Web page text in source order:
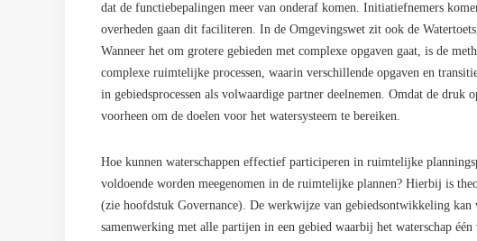
dat de functiebepalingen meer van onderaf komen. Initiatiefnemers
overheden gaan dit faciliteren. In de Omgevingswet zit ook de
Wanneer het om grotere gebieden met complexe opgaven gaat, is de
complexe ruimtelijke processen, waarin verschillende opgaven en
in gebiedsprocessen als volwaardige partner deelnemen. Omdat de druk
voorheen om de doelen voor het watersysteem te bereiken.
Hoe kunnen waterschappen effectief participeren in ruimtelijke
voldoende worden meegenomen in de ruimtelijke plannen? Hierbij is
(zie hoofdstuk Governance). De werkwijze van gebiedsontwikkeling kan
samenwerking met alle partijen in een gebied waarbij het waterschap